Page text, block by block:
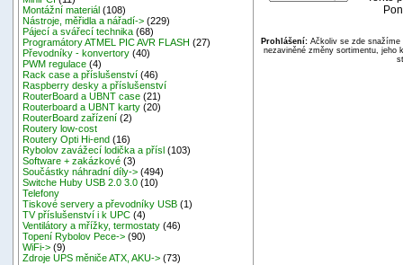
Montážní materiál (108)
Nástroje, měřidla a nářadí-> (229)
Pájecí a svářecí technika (68)
Programátory ATMEL PIC AVR FLASH (27)
Převodníky - konvertory (40)
PWM regulace (4)
Rack case a příslušenství (46)
Raspberry desky a příslušenství
RouterBoard a UBNT case (21)
Routerboard a UBNT karty (20)
RouterBoard zařízení (2)
Routery low-cost
Routery Opti Hi-end (16)
Rybolov zavážecí lodička a přísl (103)
Software + zakázkové (3)
Součástky náhradní díly-> (494)
Switche Huby USB 2.0 3.0 (10)
Telefony
Tiskové servery a převodníky USB (1)
TV příslušenství i k UPC (4)
Ventilátory a mřížky, termostaty (46)
Topení Rybolov Pece-> (90)
WiFi-> (9)
Zdroje UPS měniče ATX, AKU-> (73)
Prohlášení:Ačkoliv se zde snažíme
nezaviněné změny sortimentu, jeho